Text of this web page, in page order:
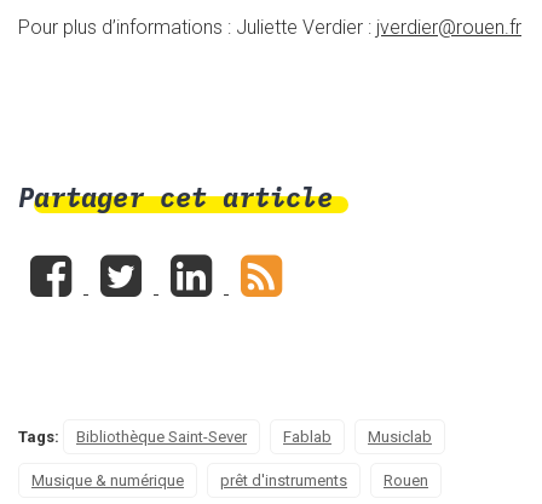
Pour plus d’informations : Juliette Verdier : jverdier@rouen.fr
Partager cet article
Tags: Bibliothèque Saint-Sever Fablab Musiclab
Musique & numérique prêt d'instruments Rouen